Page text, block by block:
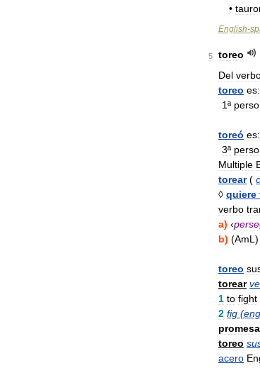
•
English-
5
toreo
Del
toreo es:
1ª
toreó es:
3ª
Multiple
torear(
◊ quiere
verbo
a) ‹
b) (AmL
toreo
torear
1 to fight
2 fig (
toreo
acero